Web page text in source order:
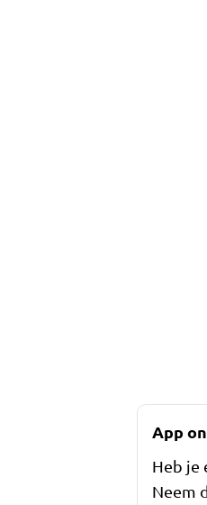
App
Heb je
Neem